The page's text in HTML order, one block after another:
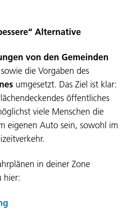
Alternative
von den Gemeinden
sowie die Vorgaben des
umgesetzt. Das Ziel ist klar:
öffentliches
viele Menschen die
eigenen Auto sein, sowohl im
in deiner Zone
hier: